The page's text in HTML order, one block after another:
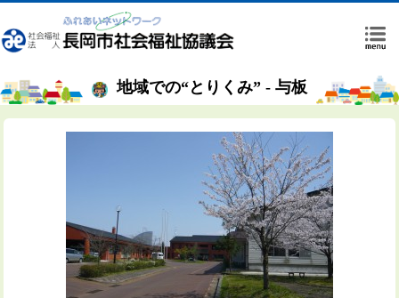
地域での“とりくみ” - 与板